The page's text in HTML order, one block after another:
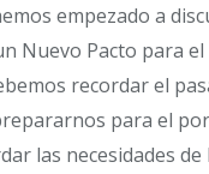
empezado a
Nuevo Pacto para
recordar el
para el
las necesidades de